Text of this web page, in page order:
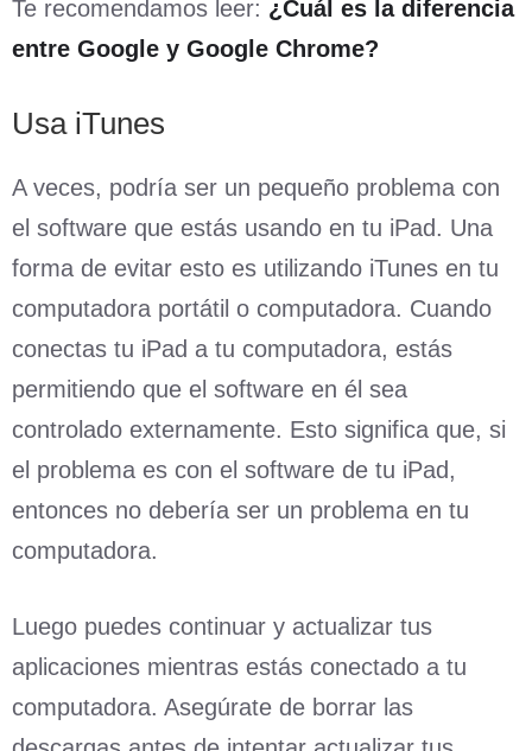
Te recomendamos leer: ¿Cuál es la diferencia
entre Google y Google Chrome?
Usa iTunes
A veces, podría ser un pequeño problema con
el software que estás usando en tu iPad. Una
forma de evitar esto es utilizando iTunes en tu
computadora portátil o computadora. Cuando
conectas tu iPad a tu computadora, estás
permitiendo que el software en él sea
controlado externamente. Esto significa que, si
el problema es con el software de tu iPad,
entonces no debería ser un problema en tu
computadora.
Luego puedes continuar y actualizar tus
aplicaciones mientras estás conectado a tu
computadora. Asegúrate de borrar las